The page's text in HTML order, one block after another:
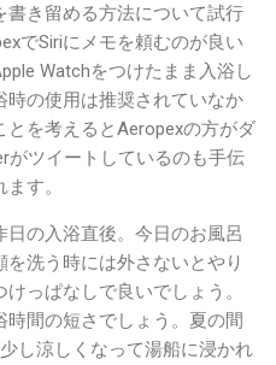
書き留める方法について試行
でSiriにメモを頼むのが良い
Watchをつけたまま入浴し
時の使用は推奨されていなか
を考えるとAeropexの方がダ
がツイートしているのも手伝
す。
の入浴直後。今日のお風呂
洗う時には外さないとやり
っぱなしで良いでしょう。
間の短さでしょう。夏の間
し涼しくなって湯船に浸かれ